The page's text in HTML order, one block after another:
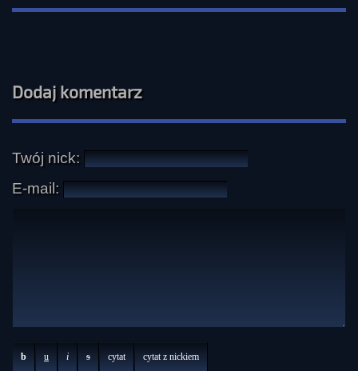
Dodaj komentarz
Twój nick:
E-mail:
b u i s cytat cytat z nickiem